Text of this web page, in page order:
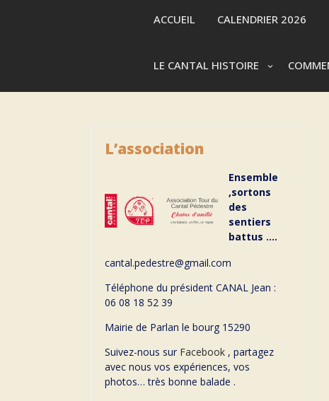
ACCUEIL CALENDRIER 2026
LE CANTAL HISTOIRE
L’association
Ensemble
,sortons
des
sentiers
battus ….
cantal.pedestre@gmail.com
Téléphone du président CANAL Jean :
06 08 18 52 39
Mairie de Parlan le bourg 15290
Suivez-nous sur Facebook , partagez
avec nous vos expériences, vos
photos… très bonne balade .